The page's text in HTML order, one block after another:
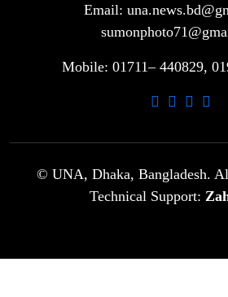
গাড়ি বিক্রির
আ.লীগ ও
ঢাবিতে মাথায়
Email:
Mobile: 01711– 440829,
© UNA, Dhaka, Bangladesh.
Technical Support: